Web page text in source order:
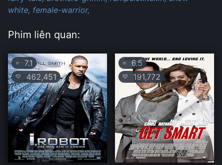
white, female-warrior,
Phim liên quan:
⭐ 7.1
💛 462,451
⭐ 6.5
💛 191,772